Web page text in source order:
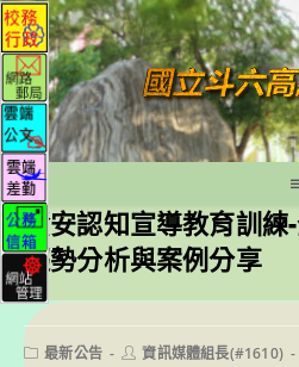
跳
轉
至
主
要
內
容
資安認知宣導教育訓
趨勢分析與案例分享
Post最新公告
Post資訊媒體組長(#1610)